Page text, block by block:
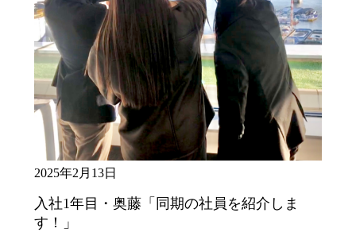
2025年2月13日
入社1年目・奥藤「同期の社員を紹介しま
す！」